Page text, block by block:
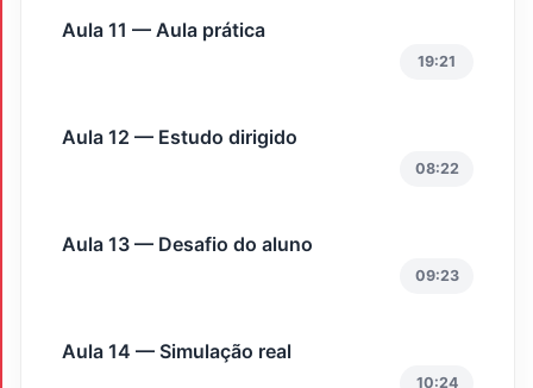
Aula 11 — Aula prática
19:21
Aula 12 — Estudo dirigido
08:22
Aula 13 — Desafio do aluno
09:23
Aula 14 — Simulação real
10:24